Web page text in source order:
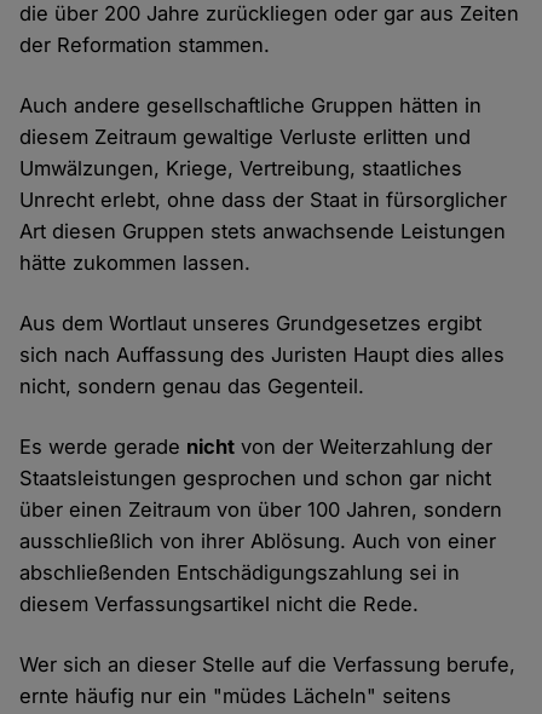
die über 200 Jahre zurückliegen oder gar aus Zeiten
der Reformation stammen.
Auch andere gesellschaftliche Gruppen hätten in
diesem Zeitraum gewaltige Verluste erlitten und
Umwälzungen, Kriege, Vertreibung, staatliches
Unrecht erlebt, ohne dass der Staat in fürsorglicher
Art diesen Gruppen stets anwachsende Leistungen
hätte zukommen lassen.
Aus dem Wortlaut unseres Grundgesetzes ergibt
sich nach Auffassung des Juristen Haupt dies alles
nicht, sondern genau das Gegenteil.
Es werde gerade nicht von der Weiterzahlung der
Staatsleistungen gesprochen und schon gar nicht
über einen Zeitraum von über 100 Jahren, sondern
ausschließlich von ihrer Ablösung. Auch von einer
abschließenden Entschädigungszahlung sei in
diesem Verfassungsartikel nicht die Rede.
Wer sich an dieser Stelle auf die Verfassung berufe,
ernte häufig nur ein "müdes Lächeln" seitens